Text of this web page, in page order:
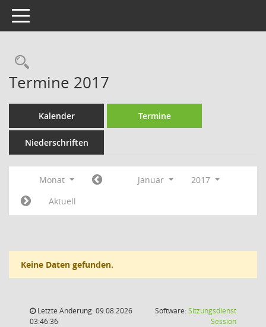
Toggle navigation
Rechercheauswahl
Termine 2017
Kalender Termine
Niederschriften
Monat Januar
2017
Aktuell
Keine Daten gefunden.
Letzte Änderung: 09.08.2026
03:46:36
Software:Sitzungsdienst
Session(Wird in